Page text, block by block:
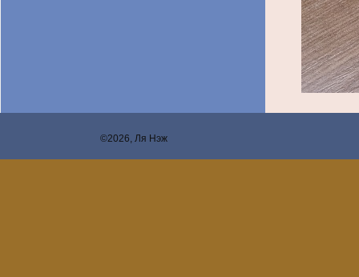
©2026, Ля Нэж